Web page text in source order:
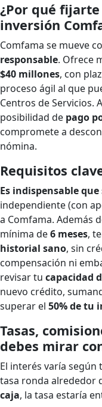
¿Por qué
inversión
Comfama se mueve
responsable. Ofrece
$40 millones, con
proceso ágil al que
Centros de Servicios.
posibilidad de pago
compromete a
nómina.
Requisitos
Es indispensable
independiente (con
a Comfama. Además
mínima de6 meses,
historial sano, sin
compensación ni
revisar tu capacidad
nuevo crédito,
superar el 50% de tu
Tasas,
debes mirar
El interés varía
tasa ronda alrededor
caja, la tasa estaría